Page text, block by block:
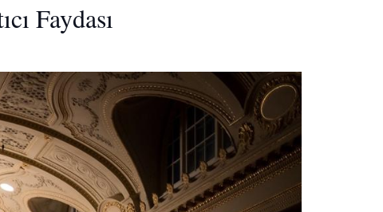
Faydası